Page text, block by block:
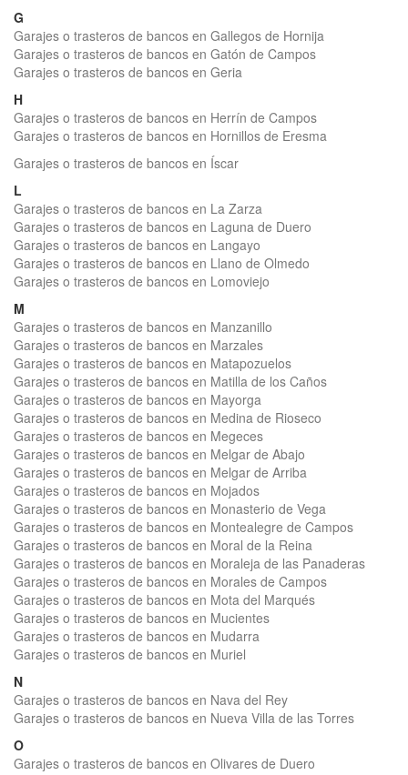
G
Garajes o trasteros de bancos en Gallegos de Hornija
Garajes o trasteros de bancos en Gatón de Campos
Garajes o trasteros de bancos en Geria
H
Garajes o trasteros de bancos en Herrín de Campos
Garajes o trasteros de bancos en Hornillos de Eresma
Garajes o trasteros de bancos en Íscar
L
Garajes o trasteros de bancos en La Zarza
Garajes o trasteros de bancos en Laguna de Duero
Garajes o trasteros de bancos en Langayo
Garajes o trasteros de bancos en Llano de Olmedo
Garajes o trasteros de bancos en Lomoviejo
M
Garajes o trasteros de bancos en Manzanillo
Garajes o trasteros de bancos en Marzales
Garajes o trasteros de bancos en Matapozuelos
Garajes o trasteros de bancos en Matilla de los Caños
Garajes o trasteros de bancos en Mayorga
Garajes o trasteros de bancos en Medina de Rioseco
Garajes o trasteros de bancos en Megeces
Garajes o trasteros de bancos en Melgar de Abajo
Garajes o trasteros de bancos en Melgar de Arriba
Garajes o trasteros de bancos en Mojados
Garajes o trasteros de bancos en Monasterio de Vega
Garajes o trasteros de bancos en Montealegre de Campos
Garajes o trasteros de bancos en Moral de la Reina
Garajes o trasteros de bancos en Moraleja de las Panaderas
Garajes o trasteros de bancos en Morales de Campos
Garajes o trasteros de bancos en Mota del Marqués
Garajes o trasteros de bancos en Mucientes
Garajes o trasteros de bancos en Mudarra
Garajes o trasteros de bancos en Muriel
N
Garajes o trasteros de bancos en Nava del Rey
Garajes o trasteros de bancos en Nueva Villa de las Torres
O
Garajes o trasteros de bancos en Olivares de Duero